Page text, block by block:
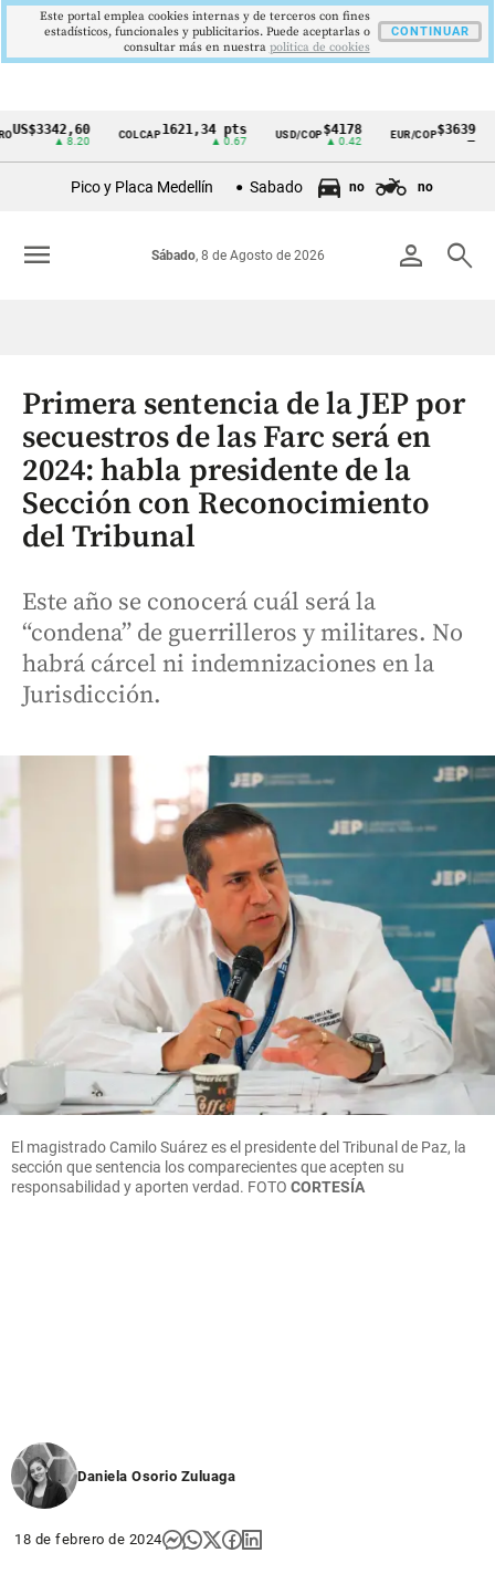
Cintillo
Colombia
▲ 8.20
COLCAP1621,34 pts
▲ 0.67
USD/COP$4178
▲ 0.42
EUR/COP$3639
Pico y Placa Medellín Sabado no no
person search
Sábado, 8 de Agosto de 2026
menu
Primera sentencia de la JEP por
secuestros de las Farc será en
2024: habla presidente de la
Sección con Reconocimiento
del Tribunal
Este año se conocerá cuál será la
“condena” de guerrilleros y militares. No
habrá cárcel ni indemnizaciones en la
Jurisdicción.
El magistrado Camilo Suárez es el presidente del Tribunal de Paz, la
sección que sentencia los comparecientes que acepten su
responsabilidad y aporten verdad. FOTO CORTESÍA
Daniela Osorio Zuluaga
18 de febrero de 2024
Este portal emplea cookies internas y de terceros con fines
estadísticos, funcionales y publicitarios. Puede aceptarlas o
consultar más en nuestra politica de cookies
CONTINUAR